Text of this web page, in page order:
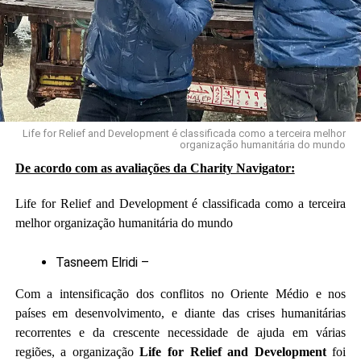
proximidade com o público local têm contribuído para
fortalecer a confiança dos usuários em novos serviços
financeiros digitais.
Além da expansão comercial, a empresa anunciou o
lançamento de um programa social voltado ao apoio
educacional em comunidades vulneráveis brasileiras. A
iniciativa inclui a criação de um fundo de assistência
de materiais escolares, mochilas e recursos educacionais
básicos para auxiliar no desenvolvimento acadêmico de
Life for Relief and Development é classificada como a terceira melhor
organização humanitária do mundo
De acordo com as avaliações da Charity Navigator:
Life for Relief and Development é classificada como a terceira
melhor organização humanitária do mundo
Tasneem Elridi –
Com a intensificação dos conflitos no Oriente Médio e nos
países em desenvolvimento, e diante das crises humanitárias
recorrentes e da crescente necessidade de ajuda em várias
regiões, a organizaçãoLife for Relief and Developmentfoi